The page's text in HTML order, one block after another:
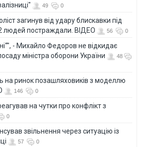
49 0
загинув від удару блискавки під
людей постраждали. ВІДЕО
56 0
- Михайло Федоров не відкидає
міністра оборони України
48
на ринок позашляховиків з моделлю
146 0
на чутки про конфлікт з
0
звільнення через ситуацію із
57 0